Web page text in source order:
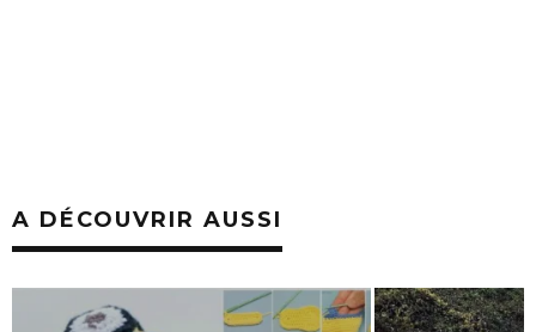
A DÉCOUVRIR AUSSI